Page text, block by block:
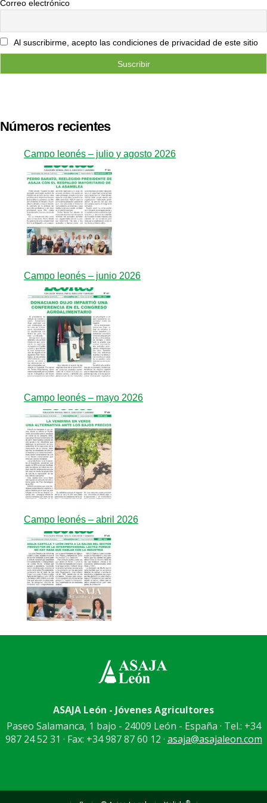
Correo electrónico
Al suscribirme, acepto las condiciones de privacidad de este sitio
Números recientes
Campo leonés – julio y agosto 2026
Campo leonés – junio 2026
Campo leonés – mayo 2026
Campo leonés – abril 2026
ASAJA León - Jóvenes Agricultores
Paseo Salamanca, 1 bajo - 24009 León - España · Tel.: +34
987 24 52 31 · Fax: +34 987 87 60 12 · asaja@asajaleon.com